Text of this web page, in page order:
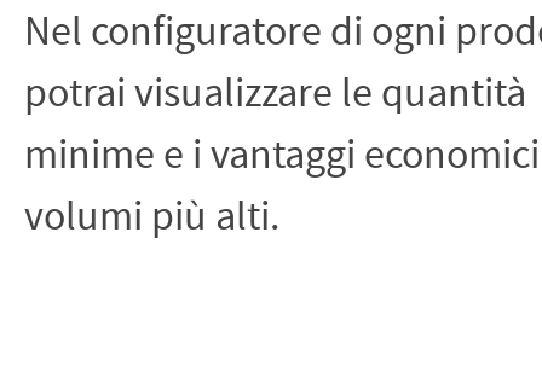
Nel configuratore di ogni
potrai visualizzare le quantità
minime e i vantaggi
volumi più alti.